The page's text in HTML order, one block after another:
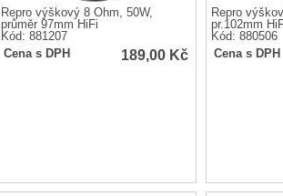
Repro výškový 8 Ohm, 50W,
průměr 97mm HiFi
Kód: 881207
Cena s DPH
189,00 Kč
Repro
pr.102mm
Kód: 880506
Cena s DPH